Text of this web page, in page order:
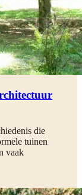
die
tuinen
vaak